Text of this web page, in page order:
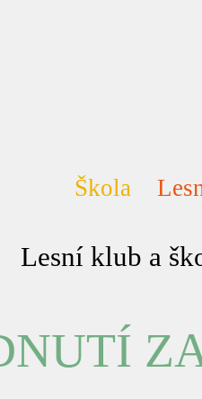
Škola
Lesní klub a